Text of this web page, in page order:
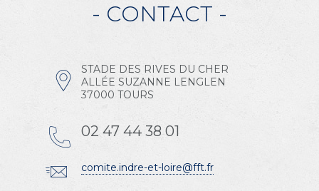
- CONTACT -
STADE DES RIVES DU CHER
ALLÉE SUZANNE LENGLEN
37000 TOURS
02 47 44 38 01
comite.indre-et-loire@fft.fr